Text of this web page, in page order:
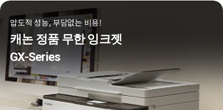
압도적 성능, 부담없는 비용!
캐논 정품 무한 잉크젯
GX-Series